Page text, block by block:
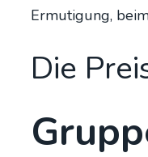
Ermu­ti­gung,
Die